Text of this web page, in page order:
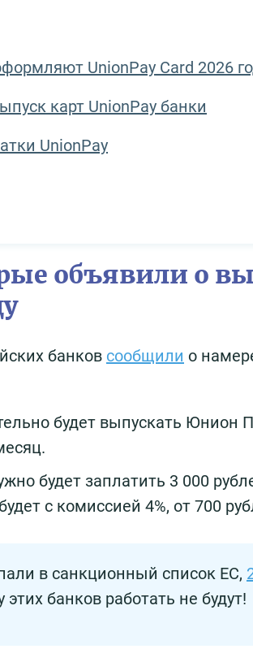
UnionPay Card 2026
карт UnionPay банки
UnionPay
объявили о
банков сообщили о
будет выпускать Юнион
будет заплатить 3 000
с комиссией 4%, от 700
в санкционный список ЕС,
банков работать не будут!